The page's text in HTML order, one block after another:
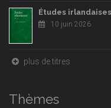
Études
10 juin 2026
plus de titres
Thèmes